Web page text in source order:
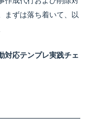
まずは落ち着いて、以
対応テンプレ実践チェ